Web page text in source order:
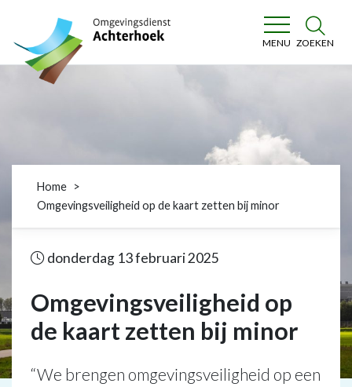
Omgevingsdienst Achterhoek
MENU ZOEKEN
Home
Omgevingsveiligheid op de kaart zetten bij minor
donderdag 13 februari 2025
Omgevingsveiligheid op
de kaart zetten bij minor
“We brengen omgevingsveiligheid op een